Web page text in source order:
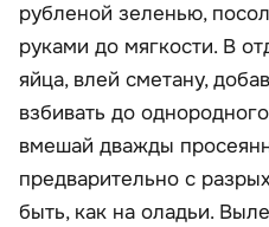
рубленой зеленью,
руками до мягкости. В
яйца, влей сметану,
взбивать до
вмешай дважды
предварительно с
быть, как на оладьи.